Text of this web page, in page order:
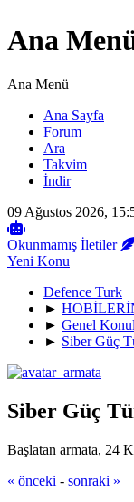
Ana
Ana Menü
Ana Sayfa
Forum
Ara
Takvim
İndir
09 Ağustos 2026,
Okunmamış İletiler
Yeni Konu
Defence Turk
►
► Genel
► Siber Güç
Siber Güç
Başlatan armata, 24
« önceki - sonraki »